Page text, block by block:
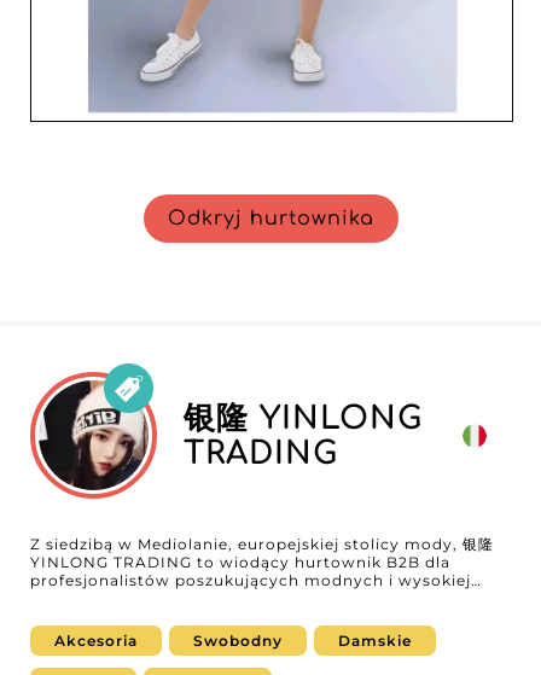
Odkryj hurtownika
银隆 YINLONG
TRADING
Z siedzibą w Mediolanie, europejskiej stolicy mody, 银隆
YINLONG TRADING to wiodący hurtownik B2B dla
profesjonalistów poszukujących modnych i wysokiej
okularach przeciwsłonecznych i okularach do czytania,
łącząc ponadczasowy styl z funkcjonalnością, aby
sprostać oczekiwaniom najbardziej wymagających
Akcesoria Swobodny Damskie